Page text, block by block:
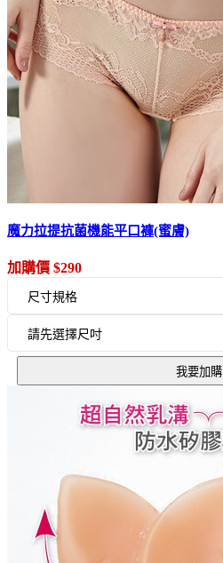
魔力拉提抗菌機能平口褲(蜜膚)
加購價 $290
我要加購